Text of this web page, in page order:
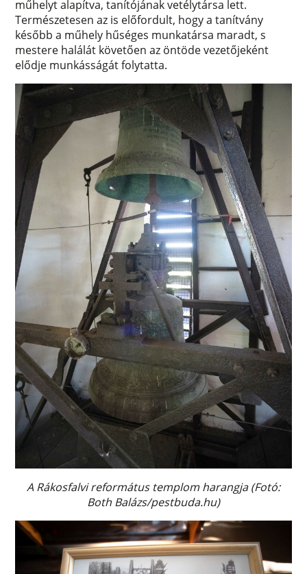
műhelyt alapítva, tanítójának vetélytársa lett.
Természetesen az is előfordult, hogy a tanítvány
később a műhely hűséges munkatársa maradt, s
mestere halálát követően az öntöde vezetőjeként
elődje munkásságát folytatta.
A Rákosfalvi református templom harangja (Fotó:
Both Balázs/pestbuda.hu)